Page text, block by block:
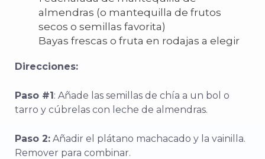
almendras (o mantequilla de frutos
secos o semillas favorita)
Bayas frescas o fruta en rodajas a elegir
Direcciones:
Paso #1: Añade las semillas de chía a un bol o
tarro y cúbrelas con leche de almendras.
Paso 2: Añadir el plátano machacado y la vainilla.
Remover para combinar.